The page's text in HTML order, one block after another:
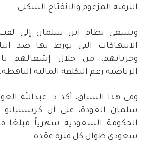
الترفيه المزعوم والانفتاح الشكلي.
ويسعى نظام ابن سلمان إلى لفت
الانتهاكات التي تورط بها ضد
وحرياتهم، من خلال إشغالهم
الرياضية رغم التكلفة المالية الباهظة.
وفي هذا السياق، أكد د. عبدالله
سلمان العودة، على أن
سعودي طوال كل فترة عقده.